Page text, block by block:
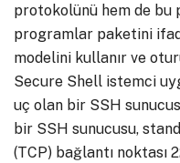
protokolünü hem de bu
programlar paketini
modelini kullanır ve
Secure Shell istemci
uç olan bir SSH
bir SSH sunucusu,
(TCP) bağlantı noktası